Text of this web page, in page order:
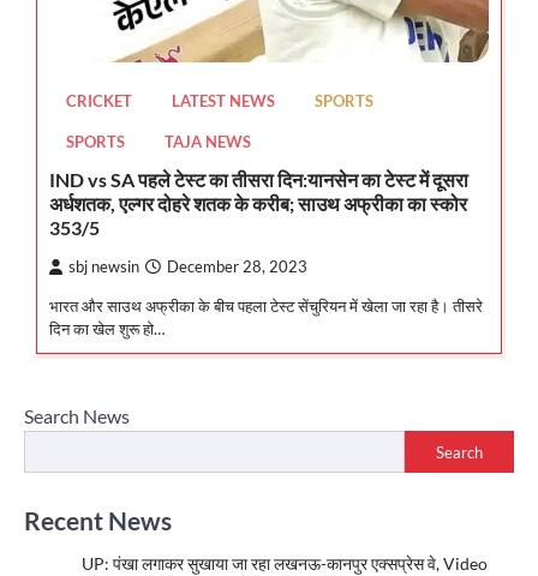
CRICKET LATEST NEWS SPORTS
SPORTS TAJA NEWS
IND vs SA पहले टेस्ट का तीसरा दिन:यानसेन का टेस्ट में दूसरा
अर्धशतक, एल्गर दोहरे शतक के करीब; साउथ अफ्रीका का स्कोर
353/5
sbj newsin December 28, 2023
भारत और साउथ अफ्रीका के बीच पहला टेस्ट सेंचुरियन में खेला जा रहा है। तीसरे
दिन का खेल शुरू हो…
Search News
Search
Recent News
UP: पंखा लगाकर सुखाया जा रहा लखनऊ-कानपुर एक्सप्रेस वे, Video